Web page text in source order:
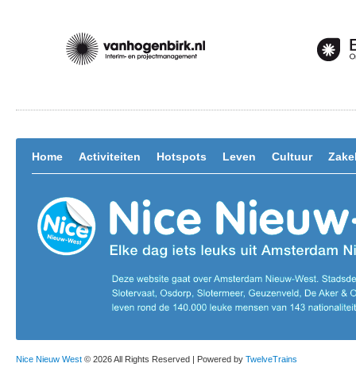
Home Activiteiten Hotspots Leven Cultuur
Nice Nieuw West © 2026 All Rights Reserved | Powered by TwelveTrains